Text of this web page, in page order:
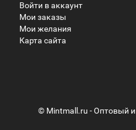
Войти в аккаунт
Мои заказы
Мои желания
Карта сайта
© Mintmall.ru - Оптовый